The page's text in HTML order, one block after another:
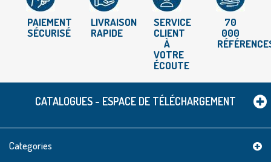
PAIEMENT
SÉCURISÉ
LIVRAISON
RAPIDE
SERVICE
CLIENT
À
VOTRE
ÉCOUTE
70
000
CATALOGUES - ESPACE DE TÉLÉCHARGEMENT
Categories